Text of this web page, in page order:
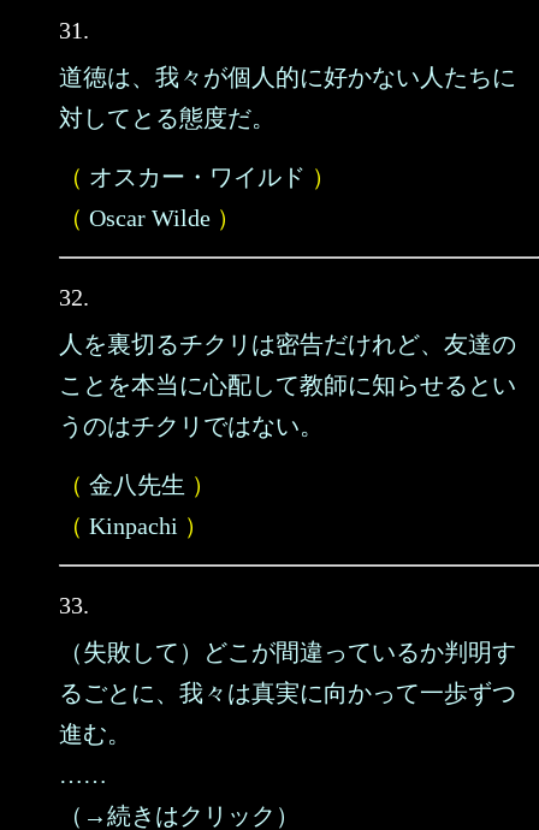
31.
道徳は、我々が個人的に好かない人たちに
対してとる態度だ。
（ オスカー・ワイルド ）
（ Oscar Wilde ）
32.
人を裏切るチクリは密告だけれど、友達の
ことを本当に心配して教師に知らせるとい
うのはチクリではない。
（ 金八先生 ）
（ Kinpachi ）
33.
（失敗して）どこが間違っているか判明す
るごとに、我々は真実に向かって一歩ずつ
進む。
……
（→続きはクリック）